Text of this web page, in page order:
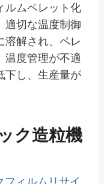
ルムペレット化
適切な温度制御
溶解され、ペレ
温度管理が不適
下し、生産量が
ク造粒機